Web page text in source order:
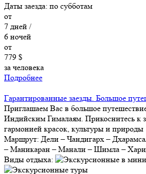
Даты заезда: по субботам
от
7 дней /
6 ночей
от
779 $
за человека
Подробнее
Гарантированные заезды. Большое
Приглашаем Вас в большое
Индийским Гималаям. Прикоснитесь к
гармонией красок, культуры и природы
Маршрут: Дели – Чандигарх –
– Маникаран – Манали – Шимла –
Виды отдыха: